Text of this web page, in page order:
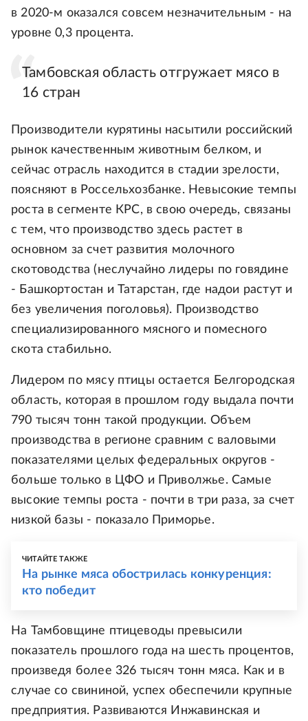
в 2020-м оказался совсем незначительным - на
уровне 0,3 процента.
Тамбовская область отгружает мясо в
16 стран
Производители курятины насытили российский
рынок качественным животным белком, и
сейчас отрасль находится в стадии зрелости,
поясняют в Россельхозбанке. Невысокие темпы
роста в сегменте КРС, в свою очередь, связаны
с тем, что производство здесь растет в
основном за счет развития молочного
скотоводства (неслучайно лидеры по говядине
- Башкортостан и Татарстан, где надои растут и
без увеличения поголовья). Производство
специализированного мясного и помесного
скота стабильно.
Лидером по мясу птицы остается Белгородская
область, которая в прошлом году выдала почти
790 тысяч тонн такой продукции. Объем
производства в регионе сравним с валовыми
показателями целых федеральных округов -
больше только в ЦФО и Приволжье. Самые
высокие темпы роста - почти в три раза, за счет
низкой базы - показало Приморье.
ЧИТАЙТЕ ТАКЖЕ
На рынке мяса обострилась конкуренция:
кто победит
На Тамбовщине птицеводы превысили
показатель прошлого года на шесть процентов,
произведя более 326 тысяч тонн мяса. Как и в
случае со свининой, успех обеспечили крупные
предприятия. Развиваются Инжавинская и